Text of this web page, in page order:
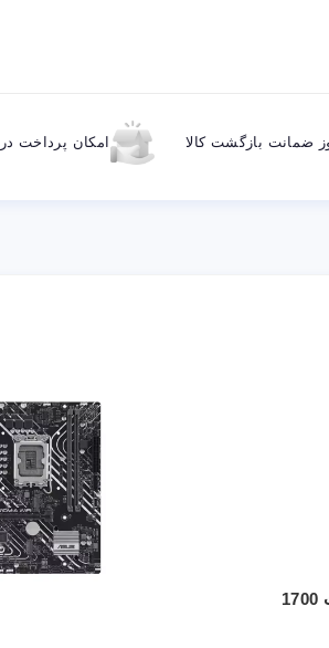
ضمانت بازگشت کالا امکان پرداخت